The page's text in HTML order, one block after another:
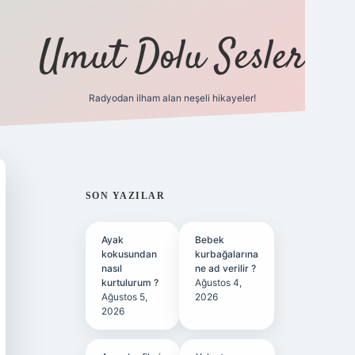
Umut Dolu Sesler
Radyodan ilham alan neşeli hikayeler!
SIDEBAR
SON YAZILAR
Ayak
kokusundan
nasıl
kurtulurum ?
Ağustos 5,
2026
Bebek
kurbağalarına
ne ad verilir ?
Ağustos 4,
2026